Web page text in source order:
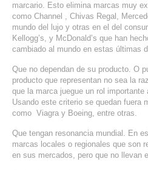
MARKETING DIGITAL
EMAIL MARKETING
SERVICIOS DE TI
ASESORÍA TECNOLÓGICA
PORTAFOLIO
marcario. Esto elimina marcas muy
como Channel , Chivas Regal,
mundo del lujo y otras en el del
Kellogg’s, y McDonald’s que han
cambiado al mundo en estas últimas
Que no dependan de su producto. O
producto que representan no sea la
que la marca juegue un rol
Usando este criterio se quedan fuera
como Viagra y Boeing, entre otras.
Que tengan resonancia mundial. En
marcas locales o regionales que son
en sus mercados, pero que no llevan